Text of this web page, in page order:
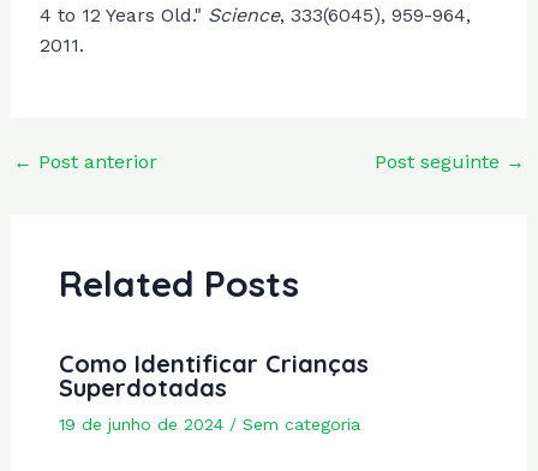
4 to 12 Years Old." Science, 333(6045), 959-964,
2011.
Post
← Post anterior Post seguinte →
Related Posts
Como Identificar Crianças
Superdotadas
19 de junho de 2024 / Sem categoria